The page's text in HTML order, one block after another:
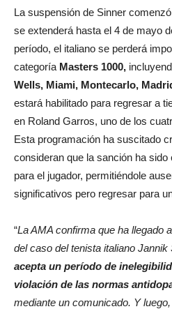
La suspensión de Sinner
se extenderá hasta el 4 de mayo
período, el italiano se perderá
categoría Masters 1000,
Wells, Miami, Montecarlo,
estará habilitado para regresar a
en Roland Garros, uno de los
Esta programación ha suscitado
consideran que la sanción ha
para el jugador, permitiéndole
significativos pero regresar para
“La AMA confirma que ha llegado
del caso del tenista italiano Jannik
acepta un período de
violación de las normas
mediante un comunicado. Y